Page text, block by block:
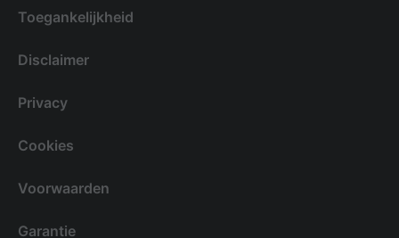
Toegankelijkheid
Disclaimer
Privacy
Cookies
Voorwaarden
Garantie